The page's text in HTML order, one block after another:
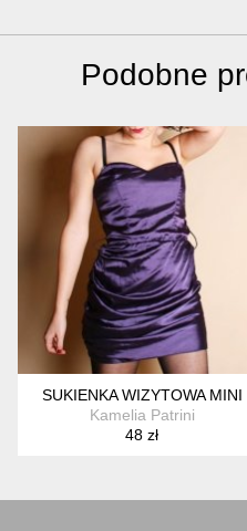
Podobne
MIDI PLUS SIZE 24W Z
SUKIENKA WIZYTOWA MINI
Kamelia Patrini
48 zł